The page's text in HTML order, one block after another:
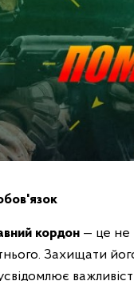
кордон — це не
Захищати